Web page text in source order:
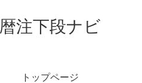
暦注下段ナビ
トップページ